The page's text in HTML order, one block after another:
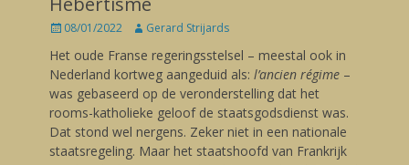
Posted
08/01/2022 Author
Gerard Strijards
Het oude Franse regeringsstelsel – meestal ook in
Nederland kortweg aangeduid als: l’ancien régime –
was gebaseerd op de veronderstelling dat het
rooms-katholieke geloof de staatsgodsdienst was.
Dat stond wel nergens. Zeker niet in een nationale
staatsregeling. Maar het staatshoofd van Frankrijk